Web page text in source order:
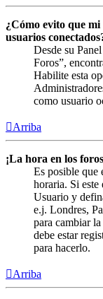
¿Cómo evito que
usuarios
Desde su
Foros”,
Habilite esta
como usuario
Arriba
¡La hora en los
Es posible que
horaria. Si este
Usuario y
e.j. Londres,
para cambiar
debe estar
para hacerlo.
Arriba